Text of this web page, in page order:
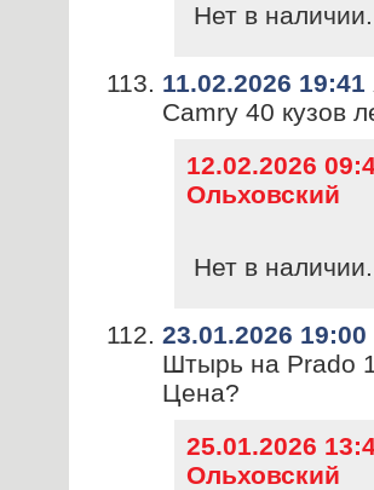
Нет в наличии.
11.02.2026 19:41
Camry 40 кузов
12.02.2026
Ольховский
Нет в наличии.
23.01.2026 19:00
Штырь на Prado
Цена?
25.01.2026
Ольховский